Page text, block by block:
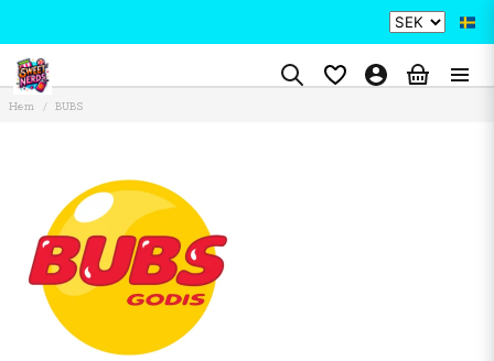
Hem BUBS